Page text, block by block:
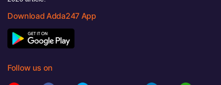
Download Adda247 App
Follow us on